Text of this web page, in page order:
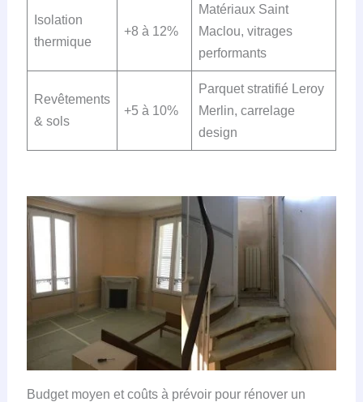
Isolation
thermique
+8 à 12%
Matériaux Saint
Maclou, vitrages
performants
Revêtements
& sols
+5 à 10%
Parquet stratifié Leroy
Merlin, carrelage
design
Budget moyen et coûts à prévoir pour rénover un